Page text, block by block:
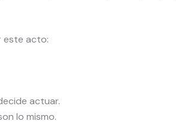
este acto:
actuar.
lo mismo.